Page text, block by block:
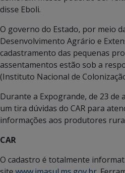
disse Eboli.
O governo do Estado, por meio
Desenvolvimento Agrário e
cadastramento das pequenas
assentamentos estão sob a
(Instituto Nacional de
Durante a Expogrande, de 23 de
um tira dúvidas do CAR para
informações aos produtores
CAR
O cadastro é totalmente